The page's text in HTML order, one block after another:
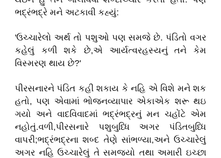
ભદ્રંભદ્રે મને અટકાવી કહ્યું:
'ઉચ્ચારેલો અર્થ તો પશુઓ પણ સમજે છે. પંડિતો વગર
કહેલું કળી શકે છે,એ આર્યત્વરહસ્યનું તને કેમ
વિસ્મરણ થાય છે?'
પીરસનારને પંડિત કહી શકાય કે નહિ એ વિશે મને શક
હતો, પણ એવામાં ભોજનવ્યાપાર એકાએક શરૂ થઇ
ગયો અને વાદવિવાદમાં ભદ્રંભદ્રનું મન ચહોંટે એમ
નહોતું.વળી,પીરસનારે પશુબુધ્ધિ અગર પંડિતબુધ્ધિ
વાપરી;ભદ્રંભદ્રના શબ્દ તેણે સાંભળ્યા,અને ઉચ્ચારેલું
અગર નહિ ઉચ્ચારેલું તે સમજ્યો તથા અમારી ઇચ્છા